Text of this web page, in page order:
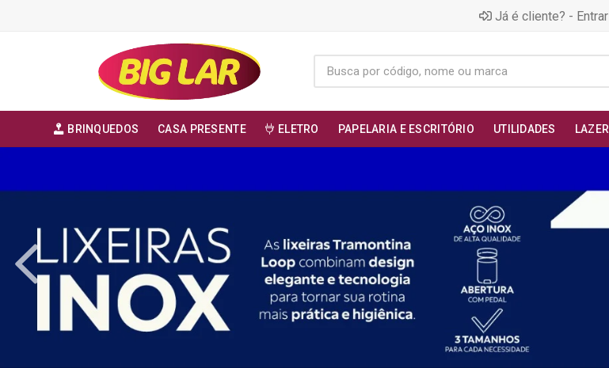
Já é cliente? - Entrar
BRINQUEDOS CASA PRESENTE ELETRO PAPELARIA E ESCRITÓRIO UTILIDADES LAZER